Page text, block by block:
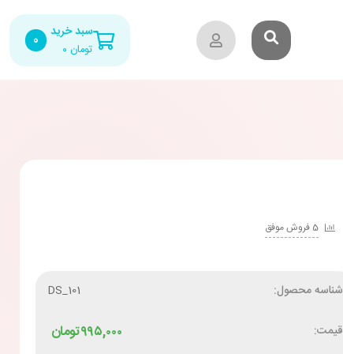
سبد خرید
۰ تومان 0
5 فروش موفق
شناسه محصول: DS_101
قیمت: ۹۹۵,۰۰۰تومان